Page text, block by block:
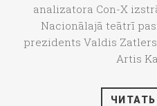
analizatora Con-X
Nacionālajā teātrī
prezidents Valdis
Artis